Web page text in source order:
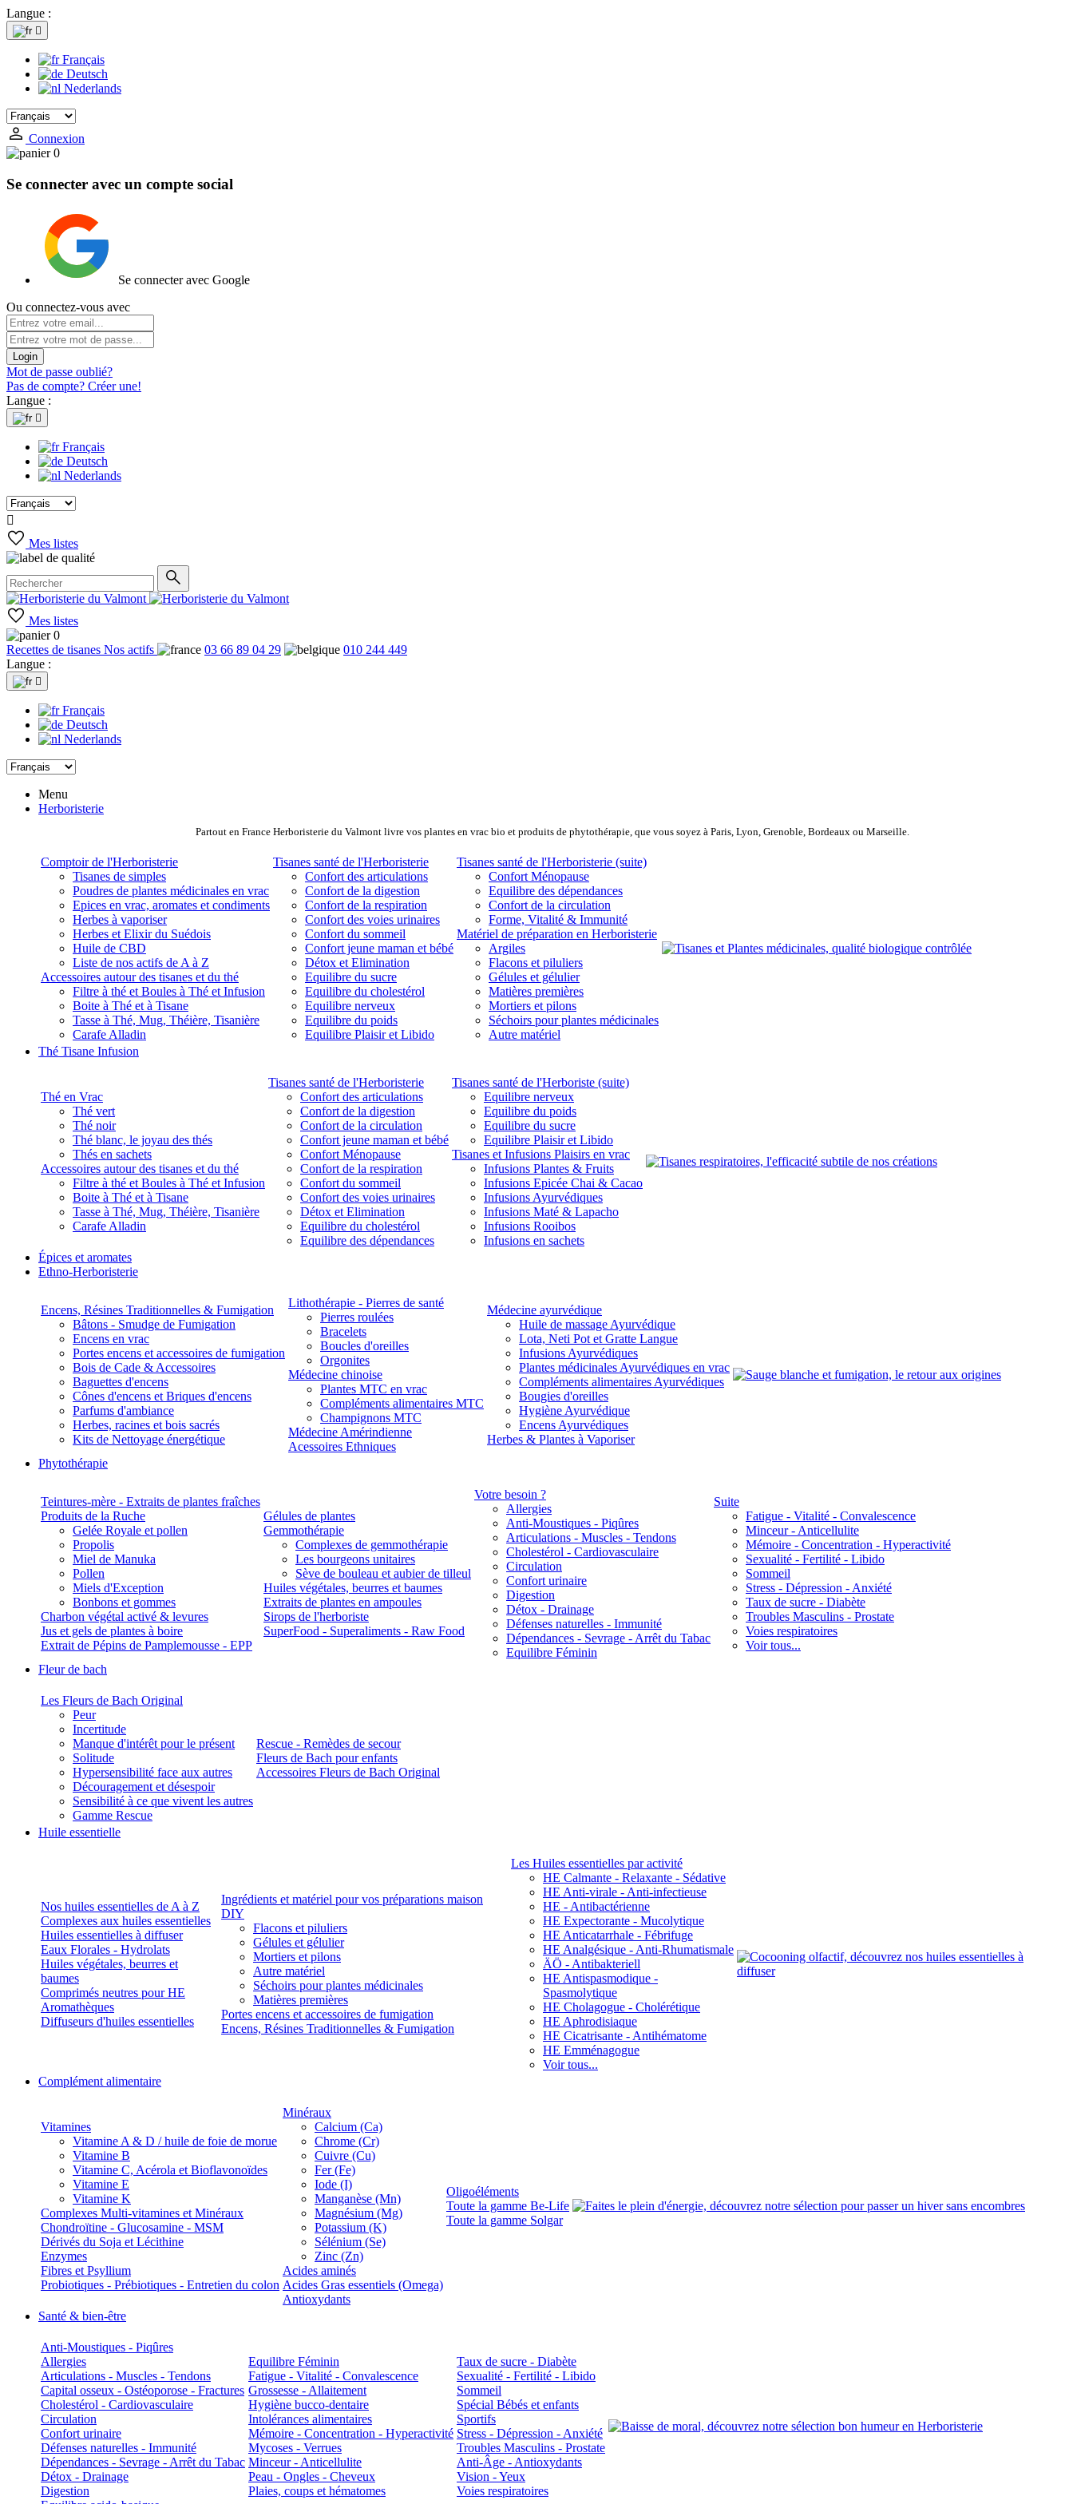
Langue :

Français
Deutsch
Nederlands
Connexion
0
Se connecter avec un compte social
Se connecter avec Google
Ou connectez-vous avec
Login
Mot de passe oublié?
Pas de compte? Créer une!
Langue :

Français
Deutsch
Nederlands

Mes listes
Mes listes
0
Recettes de tisanes Nos actifs 03 66 89 04 29
010 244 449
Langue :

Français
Deutsch
Nederlands
Menu
Herboristerie
Partout en France Herboristerie du Valmont livre vos plantes en vrac bio et produits de phytothérapie, que vous soyez à Paris, Lyon, Grenoble, Bordeaux ou Marseille.
Comptoir de l'Herboristerie
Tisanes de simples
Poudres de plantes médicinales en vrac
Epices en vrac, aromates et condiments
Herbes à vaporiser
Herbes et Elixir du Suédois
Huile de CBD
Liste de nos actifs de A à Z
Accessoires autour des tisanes et du thé
Filtre à thé et Boules à Thé et Infusion
Boite à Thé et à Tisane
Tasse à Thé, Mug, Théière, Tisanière
Carafe Alladin
Tisanes santé de l'Herboristerie
Confort des articulations
Confort de la digestion
Confort de la respiration
Confort des voies urinaires
Confort du sommeil
Confort jeune maman et bébé
Détox et Elimination
Equilibre du sucre
Equilibre du cholestérol
Equilibre nerveux
Equilibre du poids
Equilibre Plaisir et Libido
Tisanes santé de l'Herboristerie (suite)
Confort Ménopause
Equilibre des dépendances
Confort de la circulation
Forme, Vitalité & Immunité
Matériel de préparation en Herboristerie
Argiles
Flacons et piluliers
Gélules et gélulier
Matières premières
Mortiers et pilons
Séchoirs pour plantes médicinales
Autre matériel
Thé Tisane Infusion
Thé en Vrac
Thé vert
Thé noir
Thé blanc, le joyau des thés
Thés en sachets
Accessoires autour des tisanes et du thé
Filtre à thé et Boules à Thé et Infusion
Boite à Thé et à Tisane
Tasse à Thé, Mug, Théière, Tisanière
Carafe Alladin
Tisanes santé de l'Herboristerie
Confort des articulations
Confort de la digestion
Confort de la circulation
Confort jeune maman et bébé
Confort Ménopause
Confort de la respiration
Confort du sommeil
Confort des voies urinaires
Détox et Elimination
Equilibre du cholestérol
Equilibre des dépendances
Tisanes santé de l'Herboriste (suite)
Equilibre nerveux
Equilibre du poids
Equilibre du sucre
Equilibre Plaisir et Libido
Tisanes et Infusions Plaisirs en vrac
Infusions Plantes & Fruits
Infusions Epicée Chai & Cacao
Infusions Ayurvédiques
Infusions Maté & Lapacho
Infusions Rooibos
Infusions en sachets
Épices et aromates
Ethno-Herboristerie
Encens, Résines Traditionnelles & Fumigation
Bâtons - Smudge de Fumigation
Encens en vrac
Portes encens et accessoires de fumigation
Bois de Cade & Accessoires
Baguettes d'encens
Cônes d'encens et Briques d'encens
Parfums d'ambiance
Herbes, racines et bois sacrés
Kits de Nettoyage énergétique
Lithothérapie - Pierres de santé
Pierres roulées
Bracelets
Boucles d'oreilles
Orgonites
Médecine chinoise
Plantes MTC en vrac
Compléments alimentaires MTC
Champignons MTC
Médecine Amérindienne
Acessoires Ethniques
Médecine ayurvédique
Huile de massage Ayurvédique
Lota, Neti Pot et Gratte Langue
Infusions Ayurvédiques
Plantes médicinales Ayurvédiques en vrac
Compléments alimentaires Ayurvédiques
Bougies d'oreilles
Hygiène Ayurvédique
Encens Ayurvédiques
Herbes & Plantes à Vaporiser
Phytothérapie
Teintures-mère - Extraits de plantes fraîches
Produits de la Ruche
Gelée Royale et pollen
Propolis
Miel de Manuka
Pollen
Miels d'Exception
Bonbons et gommes
Charbon végétal activé & levures
Jus et gels de plantes à boire
Extrait de Pépins de Pamplemousse - EPP
Gélules de plantes
Gemmothérapie
Complexes de gemmothérapie
Les bourgeons unitaires
Sève de bouleau et aubier de tilleul
Huiles végétales, beurres et baumes
Extraits de plantes en ampoules
Sirops de l'herboriste
SuperFood - Superaliments - Raw Food
Votre besoin ?
Allergies
Anti-Moustiques - Piqûres
Articulations - Muscles - Tendons
Cholestérol - Cardiovasculaire
Circulation
Confort urinaire
Digestion
Détox - Drainage
Défenses naturelles - Immunité
Dépendances - Sevrage - Arrêt du Tabac
Equilibre Féminin
Suite
Fatigue - Vitalité - Convalescence
Minceur - Anticellulite
Mémoire - Concentration - Hyperactivité
Sexualité - Fertilité - Libido
Sommeil
Stress - Dépression - Anxiété
Taux de sucre - Diabète
Troubles Masculins - Prostate
Voies respiratoires
Voir tous...
Fleur de bach
Les Fleurs de Bach Original
Peur
Incertitude
Manque d'intérêt pour le présent
Solitude
Hypersensibilité face aux autres
Découragement et désespoir
Sensibilité à ce que vivent les autres
Gamme Rescue
Rescue - Remèdes de secour
Fleurs de Bach pour enfants
Accessoires Fleurs de Bach Original
Huile essentielle
Nos huiles essentielles de A à Z
Complexes aux huiles essentielles
Huiles essentielles à diffuser
Eaux Florales - Hydrolats
Huiles végétales, beurres et
baumes
Comprimés neutres pour HE
Aromathèques
Diffuseurs d'huiles essentielles
Ingrédients et matériel pour vos préparations maison
DIY
Flacons et piluliers
Gélules et gélulier
Mortiers et pilons
Autre matériel
Séchoirs pour plantes médicinales
Matières premières
Portes encens et accessoires de fumigation
Encens, Résines Traditionnelles & Fumigation
Les Huiles essentielles par activité
HE Calmante - Relaxante - Sédative
HE Anti-virale - Anti-infectieuse
HE - Antibactérienne
HE Expectorante - Mucolytique
HE Anticatarrhale - Fébrifuge
HE Analgésique - Anti-Rhumatismale
ÄÖ - Antibakteriell
HE Antispasmodique -
Spasmolytique
HE Cholagogue - Cholérétique
HE Aphrodisiaque
HE Cicatrisante - Antihématome
HE Emménagogue
Voir tous...
Complément alimentaire
Vitamines
Vitamine A & D / huile de foie de morue
Vitamine B
Vitamine C, Acérola et Bioflavonoïdes
Vitamine E
Vitamine K
Complexes Multi-vitamines et Minéraux
Chondroïtine - Glucosamine - MSM
Dérivés du Soja et Lécithine
Enzymes
Fibres et Psyllium
Probiotiques - Prébiotiques - Entretien du colon
Minéraux
Calcium (Ca)
Chrome (Cr)
Cuivre (Cu)
Fer (Fe)
Iode (I)
Manganèse (Mn)
Magnésium (Mg)
Potassium (K)
Sélénium (Se)
Zinc (Zn)
Acides aminés
Acides Gras essentiels (Omega)
Antioxydants
Oligoéléments
Toute la gamme Be-Life
Toute la gamme Solgar
Santé & bien-être
Anti-Moustiques - Piqûres
Allergies
Articulations - Muscles - Tendons
Capital osseux - Ostéoporose - Fractures
Cholestérol - Cardiovasculaire
Circulation
Confort urinaire
Défenses naturelles - Immunité
Dépendances - Sevrage - Arrêt du Tabac
Détox - Drainage
Digestion
Equilibre Féminin
Fatigue - Vitalité - Convalescence
Grossesse - Allaitement
Hygiène bucco-dentaire
Intolérances alimentaires
Mémoire - Concentration - Hyperactivité
Mycoses - Verrues
Minceur - Anticellulite
Peau - Ongles - Cheveux
Plaies, coups et hématomes
Taux de sucre - Diabète
Sexualité - Fertilité - Libido
Sommeil
Spécial Bébés et enfants
Sportifs
Stress - Dépression - Anxiété
Troubles Masculins - Prostate
Anti-Âge - Antioxydants
Vision - Yeux
Voies respiratoires